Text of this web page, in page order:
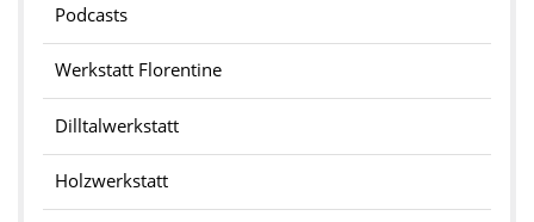
Podcasts
Werkstatt Florentine
Dilltalwerkstatt
Holzwerkstatt